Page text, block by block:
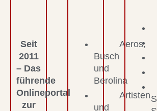
Seit
2011
– Das
führende
Onlineportal
zur
Aeros,
Busch
und
Berolina
Artisten
und